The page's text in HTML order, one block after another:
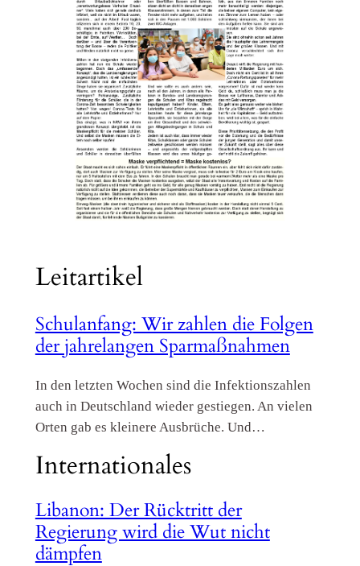
Leitartikel
Schulanfang: Wir zahlen die Folgen
der jahrelangen Sparmaßnahmen
In den letzten Wochen sind die Infektionszahlen
auch in Deutschland wieder gestiegen. An vielen
Orten gab es kleinere Ausbrüche. Und…
Internationales
Libanon: Der Rücktritt der
Regierung wird die Wut nicht
dämpfen